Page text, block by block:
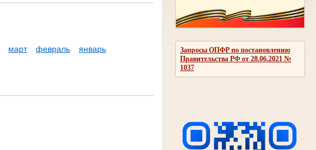
Запросы ОПФР по постановлению
Правительства РФ от 28.06.2021 №
1037
март февраль
январь